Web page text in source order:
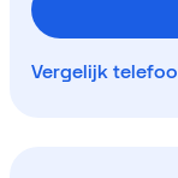
Vergelijk